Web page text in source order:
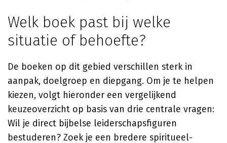
Welk boek past bij welke
situatie of behoefte?
De boeken op dit gebied verschillen sterk in
aanpak, doelgroep en diepgang. Om je te helpen
kiezen, volgt hieronder een vergelijkend
keuzeoverzicht op basis van drie centrale vragen:
Wil je direct bijbelse leiderschapsfiguren
bestuderen? Zoek je een bredere spiritueel-